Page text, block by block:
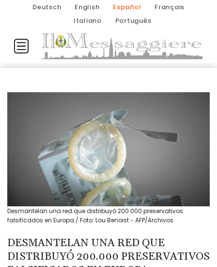
Deutsch English Español
Français
Italiano
Português
Desmantelan una red que distribuyó 200.000 preservativos
falsificados en Europa / Foto: Lou Benoist - AFP/Archivos
DESMANTELAN UNA RED QUE
DISTRIBUYÓ 200.000 PRESERVATIVOS